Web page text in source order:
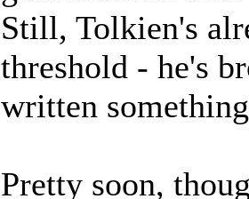
Still, Tolkien's
threshold - he's
written
Pretty soon,